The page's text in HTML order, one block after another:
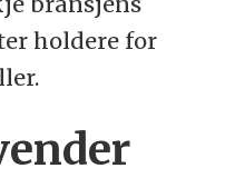
holdere for